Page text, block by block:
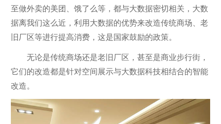
至做外卖的美团、饿了么等，都与大数据密切相关，大数
据离我们这么近，利用大数据的优势来改造传统商场、老
旧厂区等进行提高消费，这是国家鼓励的政策。
无论是传统商场还是老旧厂区，甚至是商业步行街，
它们的改造都是针对空间展示与大数据科技相结合的智能
改造。